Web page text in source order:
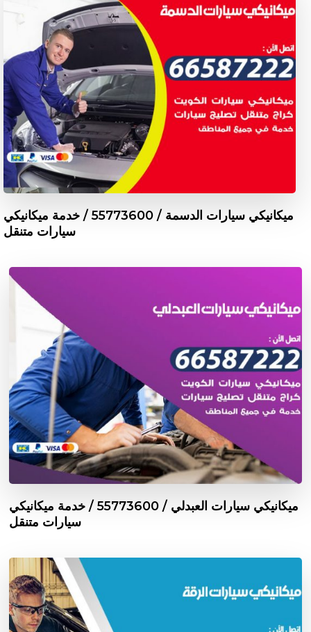
ميكانيكي سيارات الدسمة / 55773600‬ / خدمة ميكانيكي
سيارات متنقل
ميكانيكي سيارات العبدلي / 55773600‬ / خدمة ميكانيكي
سيارات متنقل